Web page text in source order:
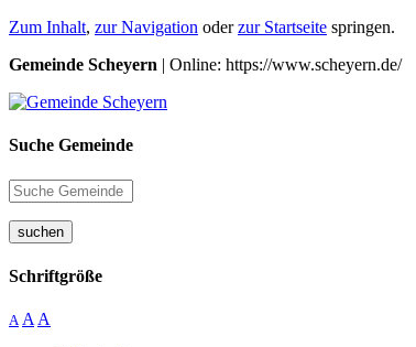
Zum Inhalt, zur Navigation oderzur Startseite springen.
Gemeinde Scheyern | Online: https://www.scheyern.de/
Suche Gemeinde
suchen
Schriftgröße
A A A